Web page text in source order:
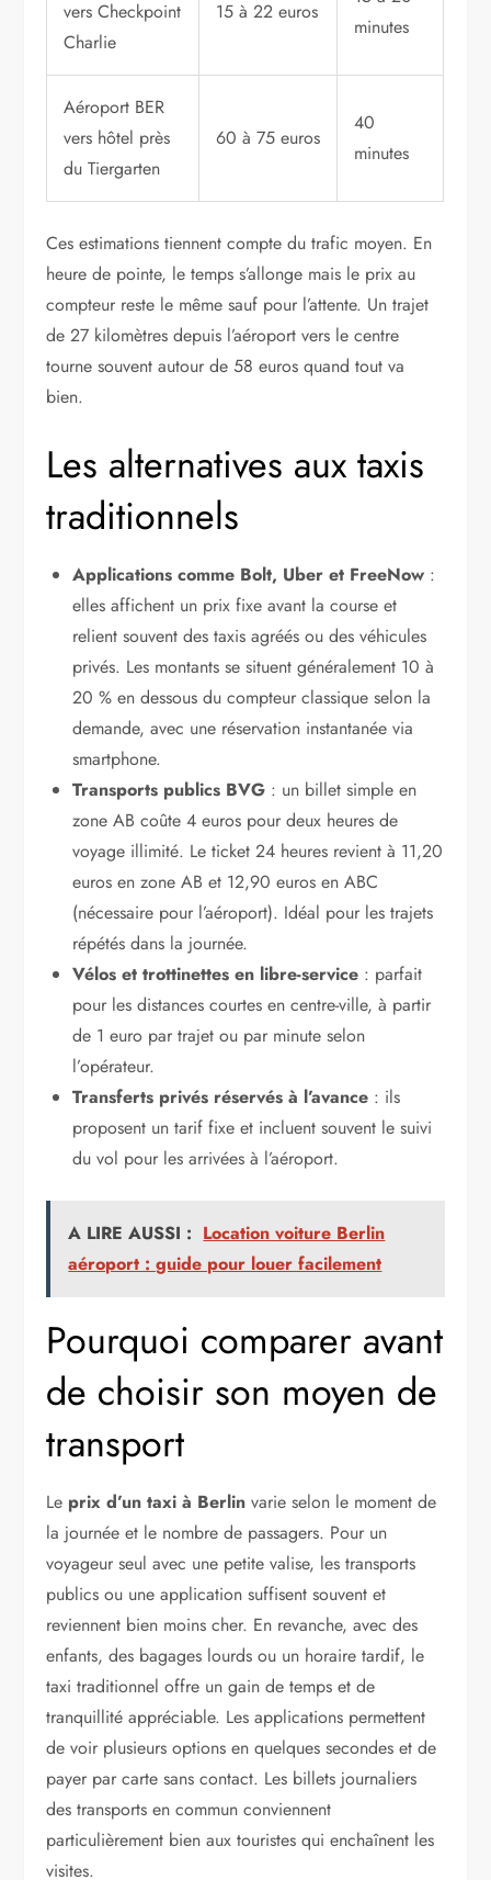
vers Checkpoint
Charlie
15 à 22 euros
minutes
Aéroport BER
vers hôtel près
du Tiergarten
60 à 75 euros
40
minutes
Ces estimations tiennent compte du trafic moyen. En
heure de pointe, le temps s’allonge mais le prix au
compteur reste le même sauf pour l’attente. Un trajet
de 27 kilomètres depuis l’aéroport vers le centre
tourne souvent autour de 58 euros quand tout va
bien.
Les alternatives aux taxis
traditionnels
Applications comme Bolt, Uber et FreeNow :
elles affichent un prix fixe avant la course et
relient souvent des taxis agréés ou des véhicules
privés. Les montants se situent généralement 10 à
20 % en dessous du compteur classique selon la
demande, avec une réservation instantanée via
smartphone.
Transports publics BVG : un billet simple en
zone AB coûte 4 euros pour deux heures de
voyage illimité. Le ticket 24 heures revient à 11,20
euros en zone AB et 12,90 euros en ABC
(nécessaire pour l’aéroport). Idéal pour les trajets
répétés dans la journée.
Vélos et trottinettes en libre-service : parfait
pour les distances courtes en centre-ville, à partir
de 1 euro par trajet ou par minute selon
l’opérateur.
Transferts privés réservés à l’avance : ils
proposent un tarif fixe et incluent souvent le suivi
du vol pour les arrivées à l’aéroport.
A LIRE AUSSI : Location voiture Berlin
aéroport : guide pour louer facilement
Pourquoi comparer avant
de choisir son moyen de
transport
Le prix d’un taxi à Berlin varie selon le moment de
la journée et le nombre de passagers. Pour un
voyageur seul avec une petite valise, les transports
publics ou une application suffisent souvent et
reviennent bien moins cher. En revanche, avec des
enfants, des bagages lourds ou un horaire tardif, le
taxi traditionnel offre un gain de temps et de
tranquillité appréciable. Les applications permettent
de voir plusieurs options en quelques secondes et de
payer par carte sans contact. Les billets journaliers
des transports en commun conviennent
particulièrement bien aux touristes qui enchaînent les
visites.